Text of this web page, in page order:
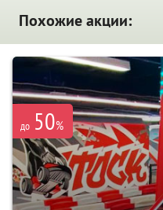
Похожие акции:
до 50%